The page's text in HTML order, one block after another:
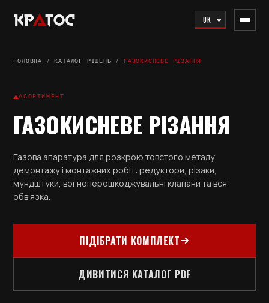
UK
ГОЛОВНА /КАТАЛОГ РІШЕНЬ / ГАЗОКИСНЕВЕ РІЗАННЯ
АСОРТИМЕНТ
ГАЗОКИСНЕВЕ РІЗАННЯ
Газова апаратура для розкрою товстого металу,
демонтажу і монтажних робіт: редуктори, різаки,
мундштуки, вогнеперешкоджувальні клапани та вся
обв’язка.
ПІДІБРАТИ КОМПЛЕКТ
ДИВИТИСЯ КАТАЛОГ PDF